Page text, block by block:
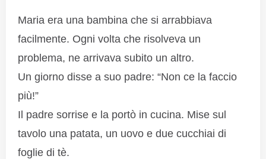
Maria era una bambina che si arrabbiava
facilmente. Ogni volta che risolveva un
problema, ne arrivava subito un altro.
Un giorno disse a suo padre: “Non ce la faccio
più!”
Il padre sorrise e la portò in cucina. Mise sul
tavolo una patata, un uovo e due cucchiai di
foglie di tè.